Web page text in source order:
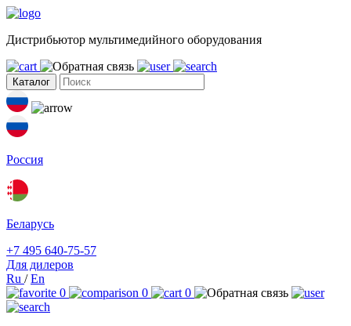
Дистрибьютор мультимедийного оборудования
Каталог
Россия
Беларусь
+7 495 640-75-57
Для дилеров
Ru /En
0
0 0